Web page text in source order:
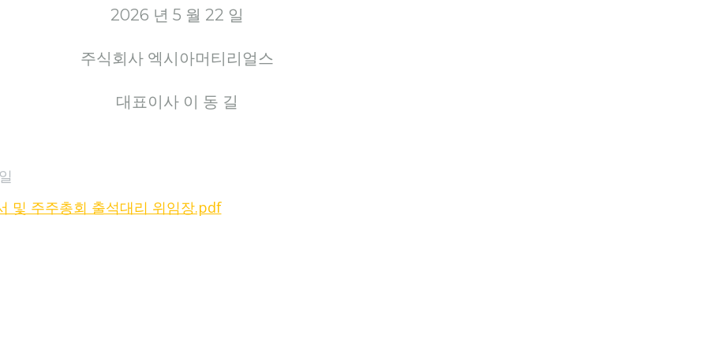
2026 년 5 월 22 일
주식회사 엑시아머티리얼스
대표이사 이 동 길
및 주주총회 출석대리 위임장.pdf